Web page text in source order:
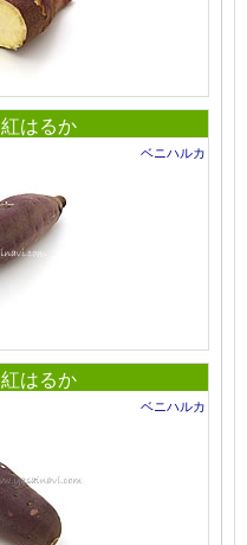
はるか
ベニハルカ
はるか
ベニハルカ